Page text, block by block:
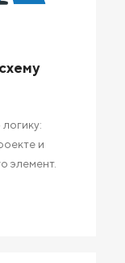
и
элемент.